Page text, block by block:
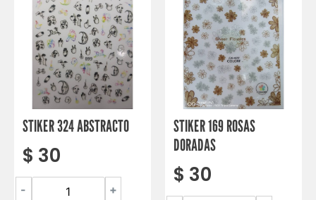
STIKER 324 ABSTRACTO
$ 30
- +
STIKER 169 ROSAS
DORADAS
$ 30